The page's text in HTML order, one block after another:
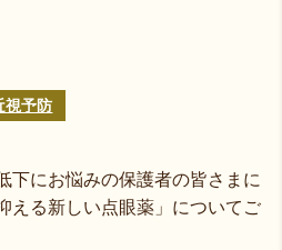
視予防
下にお悩みの保護者の皆さまに
える新しい点眼薬」についてご